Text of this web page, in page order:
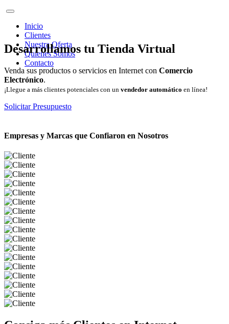
Inicio
Clientes
Nuestra Oferta
Quienes Somos
Contacto
Desarrollamos tu Tienda Virtual
Venda sus productos o servicios en Internet con Comercio
Electrónico.
¡Llegue a más clientes potenciales con un vendedor automático en línea!
Solicitar Presupuesto
Empresas y Marcas que Confiaron en Nosotros